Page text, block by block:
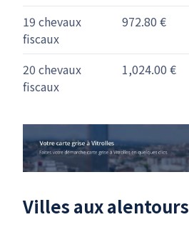
19 chevaux
fiscaux
972.80 €
20 chevaux
fiscaux
1,024.00 €
Villes aux alentours